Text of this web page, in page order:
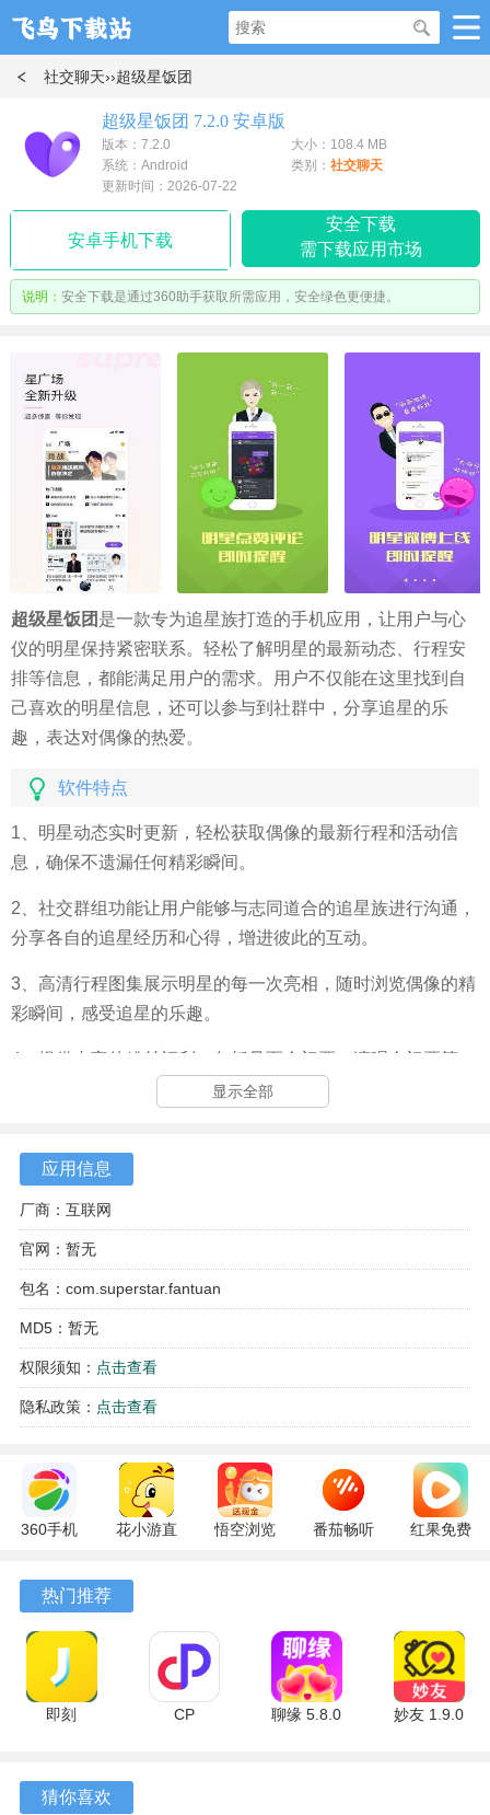
社交聊天››超级星饭团
超级星饭团 7.2.0 安卓版
版本：7.2.0
大小：108.4 MB
系统：Android
类别： 社交聊天
更新时间：2026-07-22
安卓手机下载
安全下载
需下载应用市场
说明： 安全下载是通过360助手获取所需应用，安全绿色更便捷。
超级星饭团 是一款专为追星族打造的手机应用，让用户与心
仪的明星保持紧密联系。轻松了解明星的最新动态、行程安
排等信息，都能满足用户的需求。用户不仅能在这里找到自
己喜欢的明星信息，还可以参与到社群中，分享追星的乐
趣，表达对偶像的热爱。
软件特点
1、明星动态实时更新，轻松获取偶像的最新行程和活动信
息，确保不遗漏任何精彩瞬间。
2、社交群组功能让用户能够与志同道合的追星族进行沟通，
分享各自的追星经历和心得，增进彼此的互动。
3、高清行程图集展示明星的每一次亮相，随时浏览偶像的精
彩瞬间，感受追星的乐趣。
4、提供丰富的粉丝福利，包括见面会门票、演唱会门票等，
让用户有机会更近距离接触自己的偶像。
显示全部
应用信息
厂商：互联网
官网：暂无
包名：com.superstar.fantuan
MD5：暂无
权限须知： 点击查看
隐私政策： 点击查看
360手机
10.13.27
最新版
花小游直
17.9.56
悟空浏览
番茄畅听
红果免费
热门推荐
即刻
CP
聊缘 5.8.0
妙友 1.9.0
猜你喜欢